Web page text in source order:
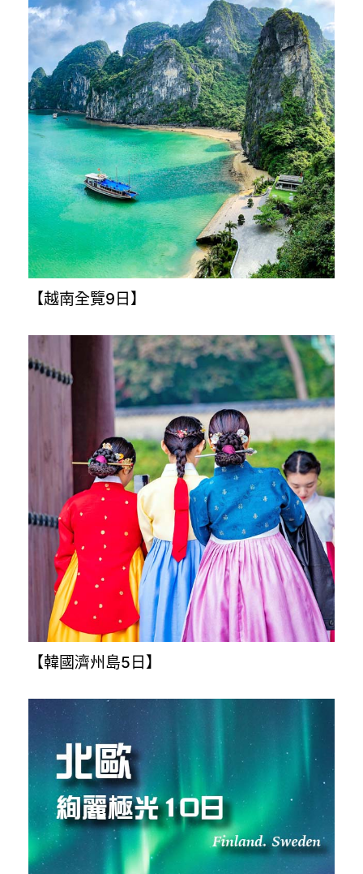
【樂桃沖繩4日】
【越南全覽9日】